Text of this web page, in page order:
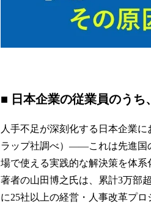
■ 日本企業の従業員のうち
人手不足が深刻化する日本企業
ラップ社調べ）——これは先進国
場で使える実践的な解決策を体系
著者の山田博之氏は、累計3万部
に25社以上の経営・人事改革プ